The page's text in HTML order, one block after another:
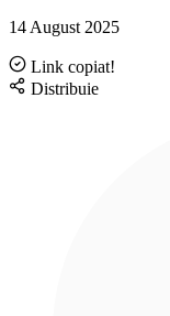
14 August 2025
Link copiat!
Distribuie